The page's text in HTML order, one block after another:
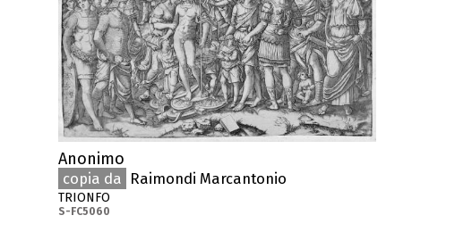
Anonimo
copia da Raimondi Marcantonio
TRIONFO
S-FC5060